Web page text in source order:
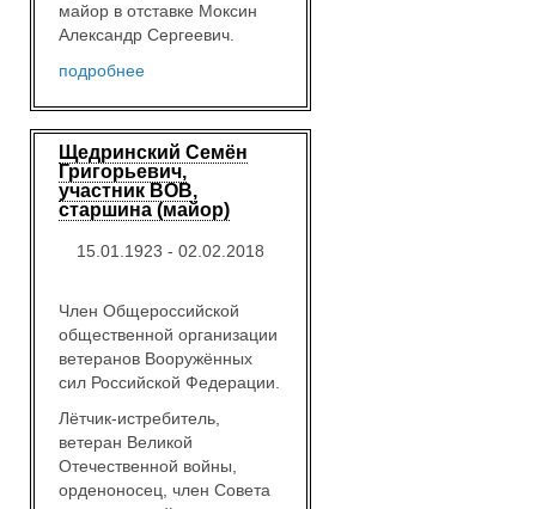
майор в отставке Моксин
Александр Сергеевич.
подробнее
Щедринский Семён
Григорьевич,
участник ВОВ,
старшина (майор)
15.01.1923 - 02.02.2018
Член Общероссийской
общественной организации
ветеранов Вооружённых
сил Российской Федерации.
Лётчик-истребитель,
ветеран Великой
Отечественной войны,
орденоносец, член Совета